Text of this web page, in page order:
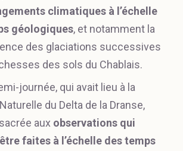
climatiques à l’échelle
géologiques, et notamment la
des glaciations successives
des sols du Chablais.
journée, qui avait lieu à la
du Delta de la Dranse,
aux observations qui
faites à l’échelle des temps